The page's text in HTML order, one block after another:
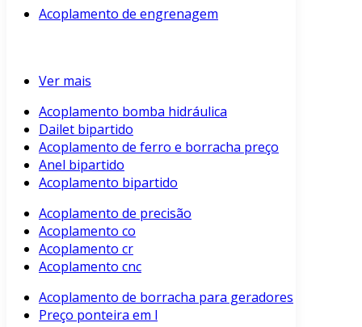
Acoplamento de engrenagem
Ver mais
Acoplamento bomba hidráulica
Dailet bipartido
Acoplamento de ferro e borracha preço
Anel bipartido
Acoplamento bipartido
Acoplamento de precisão
Acoplamento co
Acoplamento cr
Acoplamento cnc
Acoplamento de borracha para geradores
Preço ponteira em l